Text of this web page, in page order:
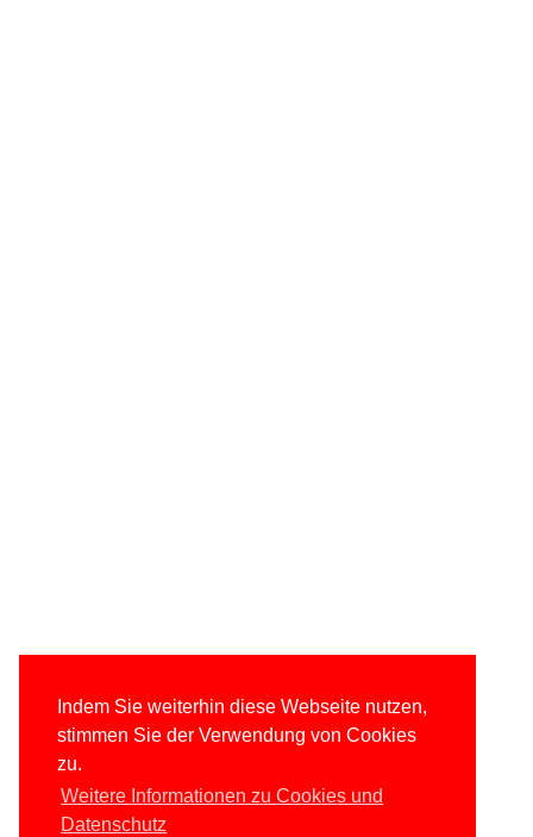
Indem Sie weiterhin diese Webseite nutzen,
stimmen Sie der Verwendung von Cookies
zu.
Weitere Informationen zu Cookies und
Datenschutz